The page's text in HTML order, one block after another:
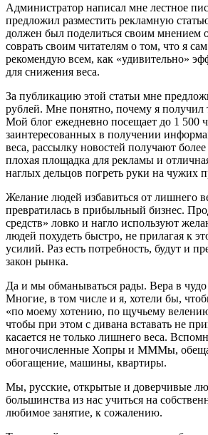
Администратор написал мне лестное
предложил разместить рекламную
должен был поделиться своим мнением
соврать своим читателям о том, что я
рекомендую всем, как «удивительно»
для снижения веса.
За публикацию этой статьи мне
рублей. Мне понятно, почему я получил
Мой блог ежедневно посещает до 1 500
заинтересованных в получении
веса, рассылку новостей получают
плохая площадка для рекламы и
наглых дельцов погреть руки на чужих
Желание людей избавиться от лишнего
превратилась в прибыльный бизнес.
средств» ловко и нагло используют
людей похудеть быстро, не прилагая к
усилий. Раз есть потребность, будут и
закон рынка.
Да и мы обманываться рады. Вера в чудо
Многие, в том числе и я, хотели бы,
«по моему хотению, по щучьему
чтобы при этом с дивана вставать не
касается не только лишнего веса.
многочисленные Хопры и МММы,
обогащение, машины, квартиры.
Мы, русские, открытые и доверчивые
большинства из нас учиться на
любимое занятие, к сожалению.